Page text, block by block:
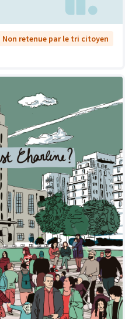
Non retenue par le tri citoyen